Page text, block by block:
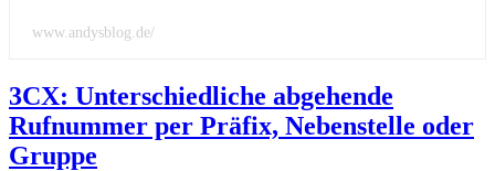
www.andysblog.de/
3CX: Unterschiedliche abgehende
Rufnummer per Präfix, Nebenstelle oder
Gruppe